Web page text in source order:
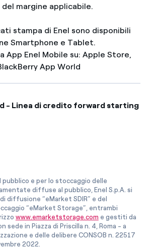
del margine applicabile.
stampa di Enel sono disponibili
Smartphone e Tablet.
App Enel Mobile su: Apple Store,
App World
- Linea di credito forward starting
e per lo stoccaggio delle
diffuse al pubblico, Enel S.p.A. si
diffusione “eMarket SDIR” e del
“eMarket Storage”, entrambi
www.emarketstorage.com e gestiti da
sede in Piazza di Priscilla n. 4, Roma - a
e delle delibere CONSOB n. 22517
2022.